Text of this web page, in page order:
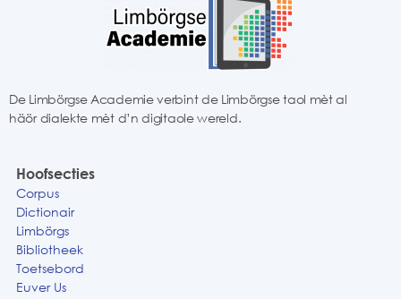
De Limbörgse Academie verbint de Limbörgse taol mèt al
häör dialekte mèt d’n digitaole wereld.
Hoofsecties
Corpus
Dictionair
Limbörgs
Bibliotheek
Toetsebord
Euver Us